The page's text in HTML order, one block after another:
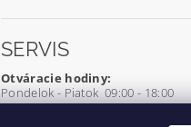
SERVIS
Otváracie hodiny:
Pondelok - Piatok 09:00 - 18:00